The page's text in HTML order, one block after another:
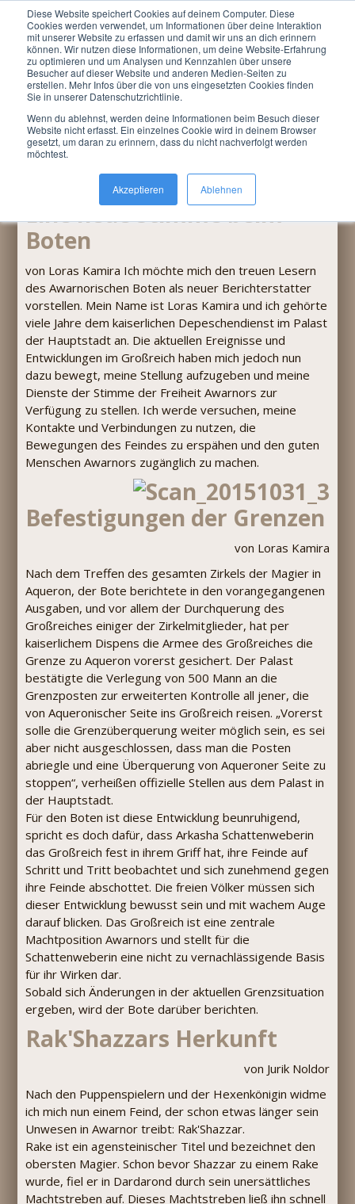
Diese Website speichert Cookies auf deinem Computer. Diese
Cookies werden verwendet, um Informationen über deine Interaktion
mit unserer Website zu erfassen und damit wir uns an dich erinnern
können. Wir nutzen diese Informationen, um deine Website-Erfahrung
zu optimieren und um Analysen und Kennzahlen über unsere
Besucher auf dieser Website und anderen Medien-Seiten zu
erstellen. Mehr Infos über die von uns eingesetzten Cookies finden
Sie in unserer Datenschutzrichtlinie.
Wenn du ablehnst, werden deine Informationen beim Besuch dieser
Website nicht erfasst. Ein einzelnes Cookie wird in deinem Browser
gesetzt, um daran zu erinnern, dass du nicht nachverfolgt werden
möchtest.
Akzeptieren Ablehnen
Menu
Du bist hier:LARP »Awarnor»Bibliothek zu
Nauheim»Kleiner Saal
Suchen
Awarnorischer Bote IV-15-XI-01
Eine neue Stimme beim
Boten
von Loras Kamira Ich möchte mich den treuen Lesern
des Awarnorischen Boten als neuer Berichterstatter
vorstellen. Mein Name ist Loras Kamira und ich gehörte
viele Jahre dem kaiserlichen Depeschendienst im Palast
der Hauptstadt an. Die aktuellen Ereignisse und
Entwicklungen im Großreich haben mich jedoch nun
dazu bewegt, meine Stellung aufzugeben und meine
Dienste der Stimme der Freiheit Awarnors zur
Verfügung zu stellen. Ich werde versuchen, meine
Kontakte und Verbindungen zu nutzen, die
Bewegungen des Feindes zu erspähen und den guten
Menschen Awarnors zugänglich zu machen.
Befestigungen der Grenzen
von Loras Kamira
Nach dem Treffen des gesamten Zirkels der Magier in
Aqueron, der Bote berichtete in den vorangegangenen
Ausgaben, und vor allem der Durchquerung des
Großreiches einiger der Zirkelmitglieder, hat per
kaiserlichem Dispens die Armee des Großreiches die
Grenze zu Aqueron vorerst gesichert. Der Palast
bestätigte die Verlegung von 500 Mann an die
Grenzposten zur erweiterten Kontrolle all jener, die
von Aqueronischer Seite ins Großreich reisen. „Vorerst
solle die Grenzüberquerung weiter möglich sein, es sei
aber nicht ausgeschlossen, dass man die Posten
abriegle und eine Überquerung von Aqueroner Seite zu
stoppen“, verheißen offizielle Stellen aus dem Palast in
der Hauptstadt.
Für den Boten ist diese Entwicklung beunruhigend,
spricht es doch dafür, dass Arkasha Schattenweberin
das Großreich fest in ihrem Griff hat, ihre Feinde auf
Schritt und Tritt beobachtet und sich zunehmend gegen
ihre Feinde abschottet. Die freien Völker müssen sich
dieser Entwicklung bewusst sein und mit wachem Auge
darauf blicken. Das Großreich ist eine zentrale
Machtposition Awarnors und stellt für die
Schattenweberin eine nicht zu vernachlässigende Basis
für ihr Wirken dar.
Sobald sich Änderungen in der aktuellen Grenzsituation
ergeben, wird der Bote darüber berichten.
Rak'Shazzars Herkunft
von Jurik Noldor
Nach den Puppenspielern und der Hexenkönigin widme
ich mich nun einem Feind, der schon etwas länger sein
Unwesen in Awarnor treibt: Rak'Shazzar.
Rake ist ein agensteinischer Titel und bezeichnet den
obersten Magier. Schon bevor Shazzar zu einem Rake
wurde, fiel er in Dardarond durch sein unersättliches
Machtstreben auf. Dieses Machtstreben ließ ihn schnell